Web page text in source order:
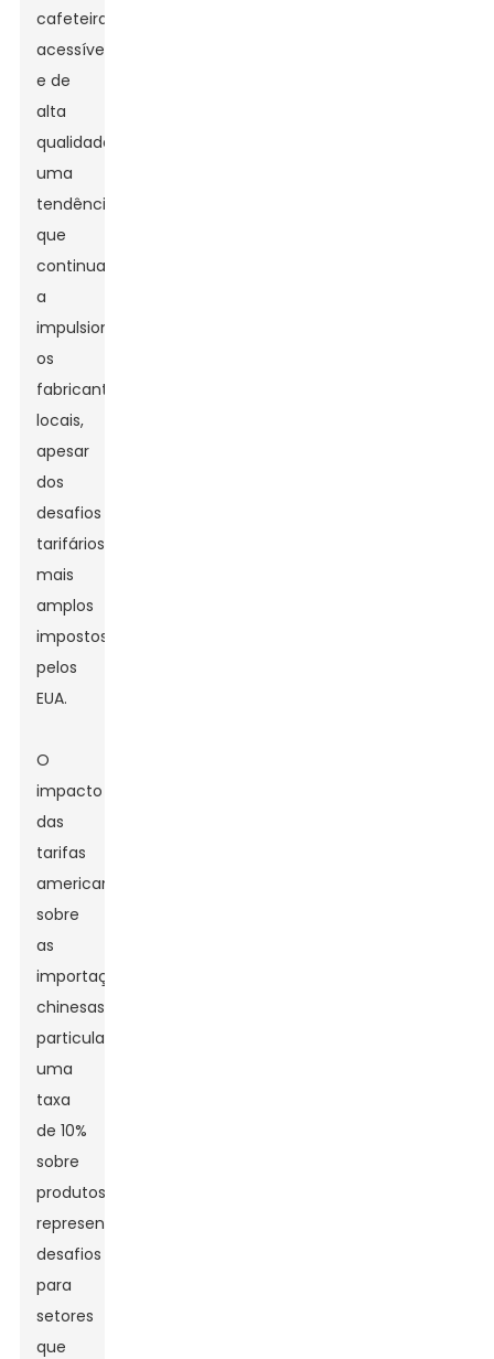
cafeteiras
acessíveis
e de
alta
qualidade,
uma
tendência
que
continua
a
impulsionar
os
fabricantes
locais,
apesar
dos
desafios
tarifários
mais
amplos
impostos
pelos
EUA.
O
impacto
das
tarifas
americanas
sobre
as
importações
chinesas,
particularmente
uma
taxa
de 10%
sobre
produtos,
representa
desafios
para
setores
que